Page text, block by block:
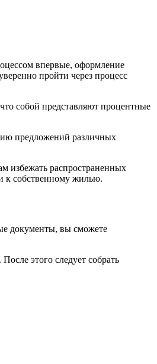
впервые, оформление
пройти через процесс
собой представляют процентные
предложений различных
избежать распространенных
к собственному жилью.
документы, вы сможете
этого следует собрать